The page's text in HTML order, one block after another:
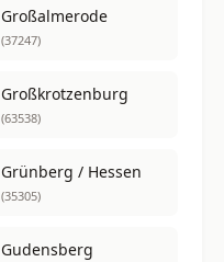
Großalmerode
(37247)
Großkrotzenburg
(63538)
Grünberg / Hessen
(35305)
Gudensberg